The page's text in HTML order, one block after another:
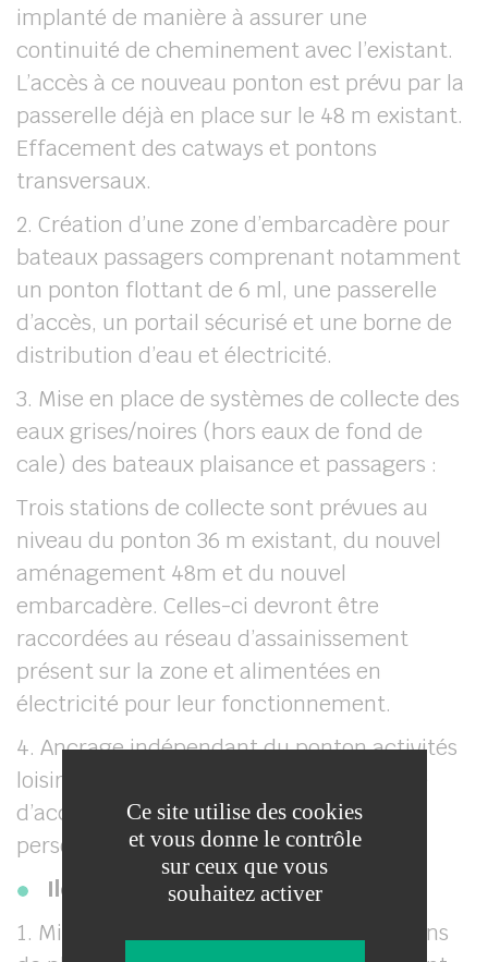
implanté de manière à assurer une
continuité de cheminement avec l’existant.
L’accès à ce nouveau ponton est prévu par la
passerelle déjà en place sur le 48 m existant.
Effacement des catways et pontons
transversaux.
2. Création d’une zone d’embarcadère pour
bateaux passagers comprenant notamment
un ponton flottant de 6 ml, une passerelle
d’accès, un portail sécurisé et une borne de
distribution d’eau et électricité.
3. Mise en place de systèmes de collecte des
eaux grises/noires (hors eaux de fond de
cale) des bateaux plaisance et passagers :
Trois stations de collecte sont prévues au
niveau du ponton 36 m existant, du nouvel
aménagement 48m et du nouvel
embarcadère. Celles-ci devront être
raccordées au réseau d’assainissement
présent sur la zone et alimentées en
électricité pour leur fonctionnement.
4. Ancrage indépendant du ponton activités
loisirs nautiques de 24 ml avec passerelle
d’accès et portillon d’accès réservé aux
personnes autorisées.
Ile Cartier – La Ferté-sous-Jouarre:
1. Mise en place de deux nouveaux pontons
Ce site utilise des cookies
et vous donne le contrôle
sur ceux que vous
souhaitez activer